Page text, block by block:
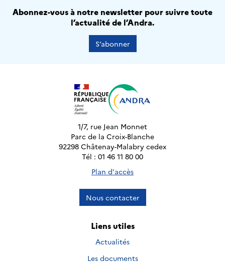
Abonnez-vous à notre newsletter pour suivre toute
l’actualité de l’Andra.
S’abonner
1/7, rue Jean Monnet
Parc de la Croix-Blanche
92298 Châtenay-Malabry cedex
Tél : 01 46 11 80 00
Plan d'accès
Nous contacter
Liens utiles
Actualités
Les documents